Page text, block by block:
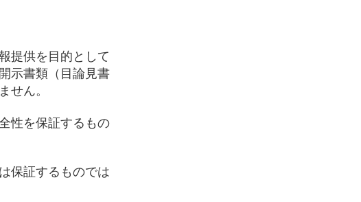
提供を目的として
示書類（目論見書
せん。
性を保証するもの
保証するものでは